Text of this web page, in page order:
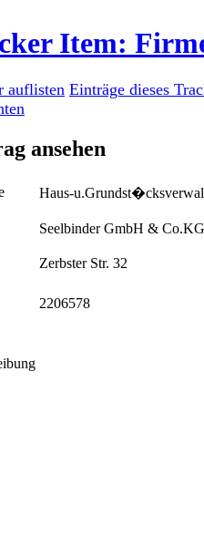
Item:
auflisten Einträge dieses
ansehen
Haus-
Seelbinder GmbH & Co.KG
Zerbster Str. 32
2206578